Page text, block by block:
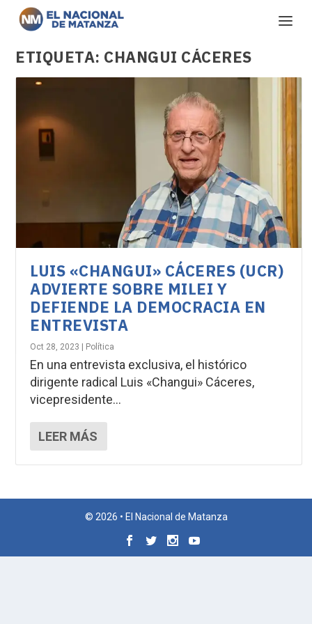
ETIQUETA: CHANGUI CÁCERES
LUIS «CHANGUI» CÁCERES (UCR)
ADVIERTE SOBRE MILEI Y
DEFIENDE LA DEMOCRACIA EN
ENTREVISTA
Oct 28, 2023 Política
En una entrevista exclusiva, el histórico
dirigente radical Luis «Changui» Cáceres,
vicepresidente...
LEER MÁS
© 2026 • El Nacional de Matanza